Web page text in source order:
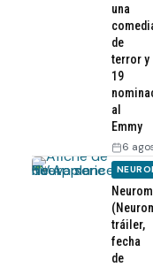
una
de
terror y
19
al
Emmy
6
tráiler,
fecha
de